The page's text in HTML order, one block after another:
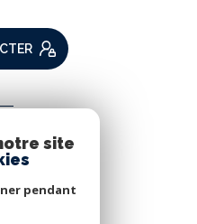
site
pendant